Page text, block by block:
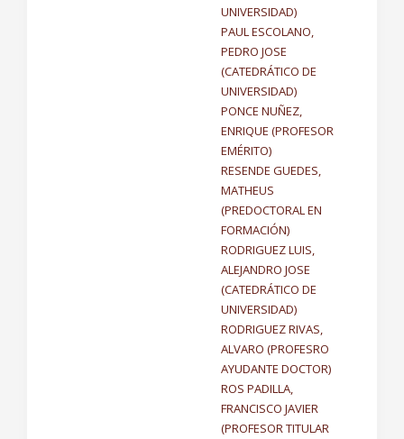
UNIVERSIDAD)
PAUL ESCOLANO,
PEDRO JOSE
(CATEDRÁTICO DE
UNIVERSIDAD)
PONCE NUÑEZ,
ENRIQUE (PROFESOR
EMÉRITO)
RESENDE GUEDES,
MATHEUS
(PREDOCTORAL EN
FORMACIÓN)
RODRIGUEZ LUIS,
ALEJANDRO JOSE
(CATEDRÁTICO DE
UNIVERSIDAD)
RODRIGUEZ RIVAS,
ALVARO (PROFESRO
AYUDANTE DOCTOR)
ROS PADILLA,
FRANCISCO JAVIER
(PROFESOR TITULAR